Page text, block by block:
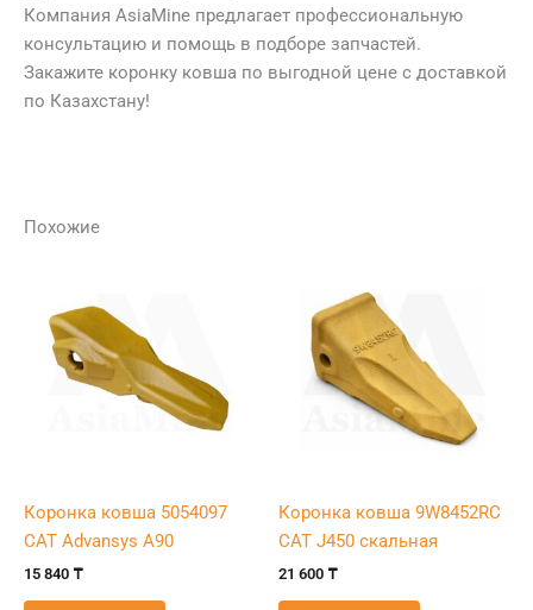
Компания AsiaMine предлагает профессиональную
консультацию и помощь в подборе запчастей.
Закажите коронку ковша по выгодной цене с доставкой
по Казахстану!
Похожие
Коронка ковша 5054097
CAT Advansys A90
15 840 ₸
Коронка ковша 9W8452RC
CAT J450 скальная
21 600 ₸